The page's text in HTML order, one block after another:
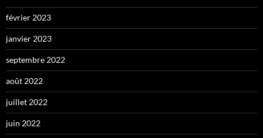
février 2023
janvier 2023
septembre 2022
août 2022
juillet 2022
juin 2022